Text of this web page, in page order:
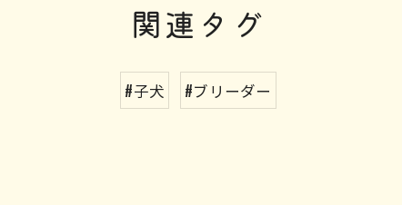
関連タグ
#子犬 #ブリーダー